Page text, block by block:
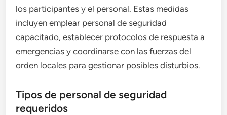
los participantes y el personal. Estas medidas
incluyen emplear personal de seguridad
capacitado, establecer protocolos de respuesta a
emergencias y coordinarse con las fuerzas del
orden locales para gestionar posibles disturbios.
Tipos de personal de seguridad
requeridos